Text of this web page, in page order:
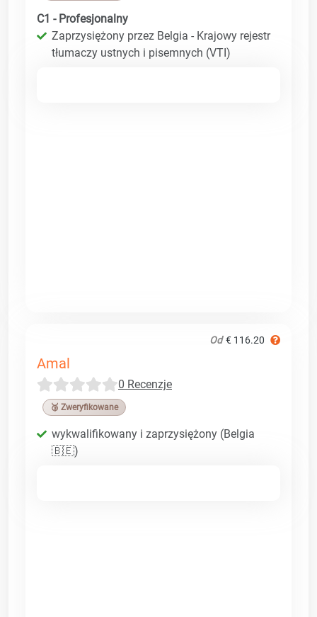
C1 - Profesjonalny
Zaprzysiężony przez Belgia - Krajowy rejestr
tłumaczy ustnych i pisemnych (VTI)
Od € 116.20
Amal
0 Recenzje
🥉 Zweryfikowane
wykwalifikowany i zaprzysiężony (Belgia
🇧🇪)